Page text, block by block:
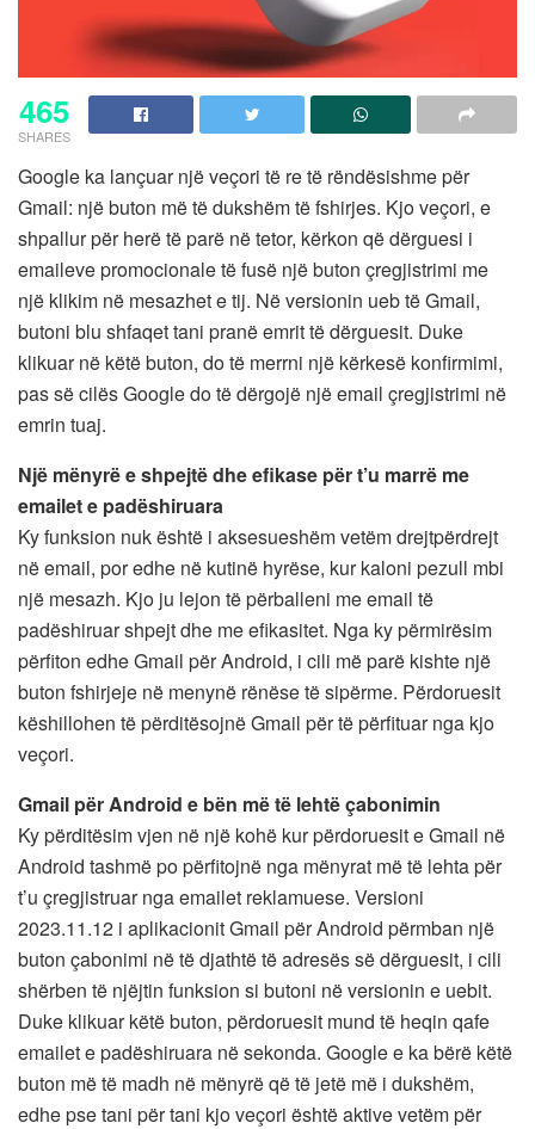
465
SHARES
Google ka lançuar një veçori të re të rëndësishme për
Gmail: një buton më të dukshëm të fshirjes. Kjo veçori, e
shpallur për herë të parë në tetor, kërkon që dërguesi i
emaileve promocionale të fusë një buton çregjistrimi me
një klikim në mesazhet e tij. Në versionin ueb të Gmail,
butoni blu shfaqet tani pranë emrit të dërguesit. Duke
klikuar në këtë buton, do të merrni një kërkesë konfirmimi,
pas së cilës Google do të dërgojë një email çregjistrimi në
emrin tuaj.
Një mënyrë e shpejtë dhe efikase për t’u marrë me
emailet e padëshiruara
Ky funksion nuk është i aksesueshëm vetëm drejtpërdrejt
në email, por edhe në kutinë hyrëse, kur kaloni pezull mbi
një mesazh. Kjo ju lejon të përballeni me email të
padëshiruar shpejt dhe me efikasitet. Nga ky përmirësim
përfiton edhe Gmail për Android, i cili më parë kishte një
buton fshirjeje në menynë rënëse të sipërme. Përdoruesit
këshillohen të përditësojnë Gmail për të përfituar nga kjo
veçori.
Gmail për Android e bën më të lehtë çabonimin
Ky përditësim vjen në një kohë kur përdoruesit e Gmail në
Android tashmë po përfitojnë nga mënyrat më të lehta për
t’u çregjistruar nga emailet reklamuese. Versioni
2023.11.12 i aplikacionit Gmail për Android përmban një
buton çabonimi në të djathtë të adresës së dërguesit, i cili
shërben të njëjtin funksion si butoni në versionin e uebit.
Duke klikuar këtë buton, përdoruesit mund të heqin qafe
emailet e padëshiruara në sekonda. Google e ka bërë këtë
buton më të madh në mënyrë që të jetë më i dukshëm,
edhe pse tani për tani kjo veçori është aktive vetëm për